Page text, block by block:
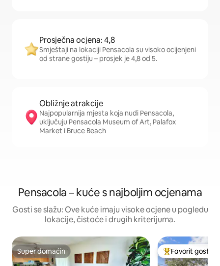
Prosječna ocjena: 4,8
Smještaji na lokaciji Pensacola su visoko ocijenjeni
od strane gostiju – prosjek je 4,8 od 5.
Obližnje atrakcije
Najpopularnija mjesta koja nudi Pensacola,
uključuju Pensacola Museum of Art, Palafox
Market i Bruce Beach
Pensacola – kuće s najboljim ocjenama
Gosti se slažu: Ove kuće imaju visoke ocjene u pogledu
lokacije, čistoće i drugih kriterijuma.
Super domaćin
Super domaćin Glavni favorit
Favorit gostiju